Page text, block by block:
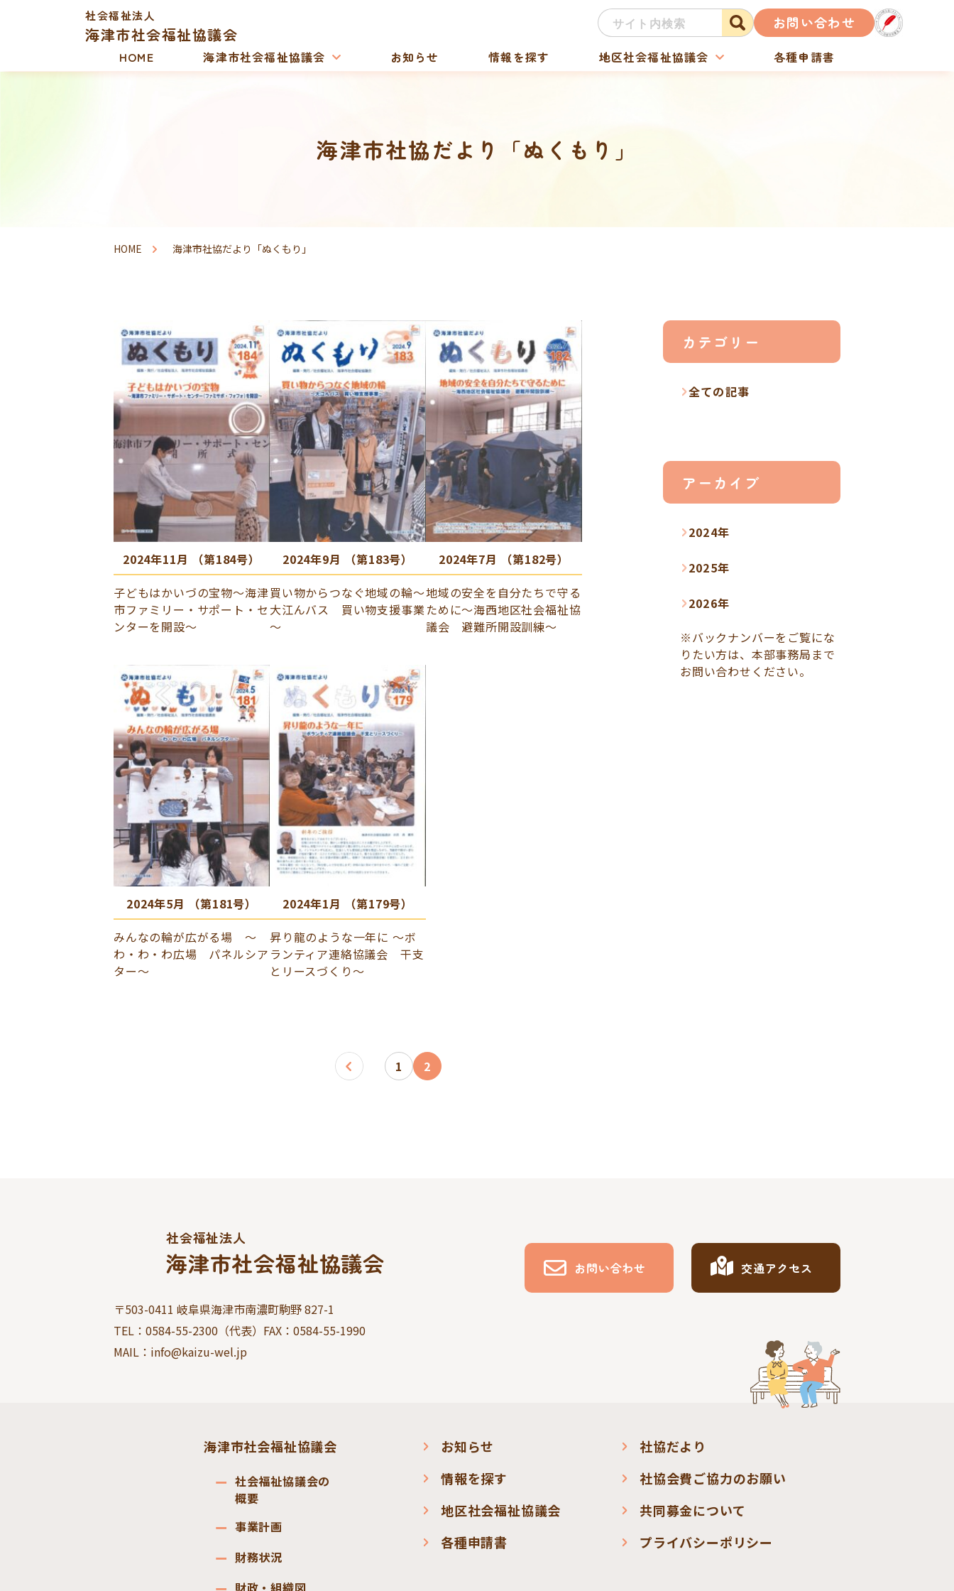
社会福祉法人
海津市社会福祉協議会
お問い合わせ
HOME 海津市社会福祉協議会 お知らせ 情報を探す 地区社会福祉協議会 各種申請書
海津市社協だより「ぬくもり」
HOME 海津市社協だより「ぬくもり」
2024年11月 （第184号）
子どもはかいづの宝物～海津
市ファミリー・サポート・セ
ンターを開設～
2024年9月 （第183号）
買い物からつなぐ地域の輪～
大江んバス 買い物支援事業
～
2024年7月 （第182号）
地域の安全を自分たちで守る
ために～海西地区社会福祉協
議会 避難所開設訓練～
2024年5月 （第181号）
みんなの輪が広がる場 ～
わ・わ・わ広場 パネルシア
ター～
2024年1月 （第179号）
昇り龍のような一年に ～ボ
ランティア連絡協議会 干支
とリースづくり～
1 2
カテゴリー
全ての記事
アーカイブ
2024年
2025年
2026年
※バックナンバーをご覧にな
りたい方は、本部事務局まで
お問い合わせください。
社会福祉法人
海津市社会福祉協議会
〒503-0411 岐阜県海津市南濃町駒野 827-1
TEL： 0584-55-2300 （代表）FAX： 0584-55-1990
MAIL：info@kaizu-wel.jp
お問い合わせ 交通アクセス
海津市社会福祉協議会
社会福祉協議会の
概要
事業計画
財務状況
財政・組織図
お知らせ
社協だより
情報を探す
社協会費ご協力のお願い
地区社会福祉協議会
共同募金について
各種申請書
プライバシーポリシー